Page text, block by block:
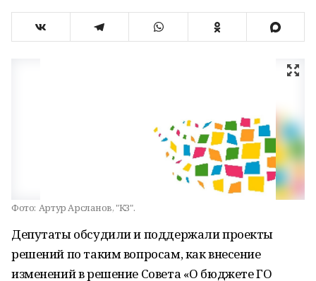
Фото: Артур Арсланов, "КЗ".
Депутаты обсудили и поддержали проекты
решений по таким вопросам, как внесение
изменений в решение Совета «О бюджете ГО